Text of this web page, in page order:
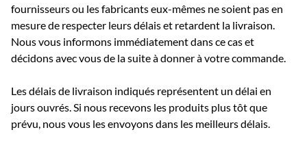
fournisseurs ou les fabricants eux-mêmes ne soient pas en
mesure de respecter leurs délais et retardent la livraison.
Nous vous informons immédiatement dans ce cas et
décidons avec vous de la suite à donner à votre commande.
Les délais de livraison indiqués représentent un délai en
jours ouvrés. Si nous recevons les produits plus tôt que
prévu, nous vous les envoyons dans les meilleurs délais.